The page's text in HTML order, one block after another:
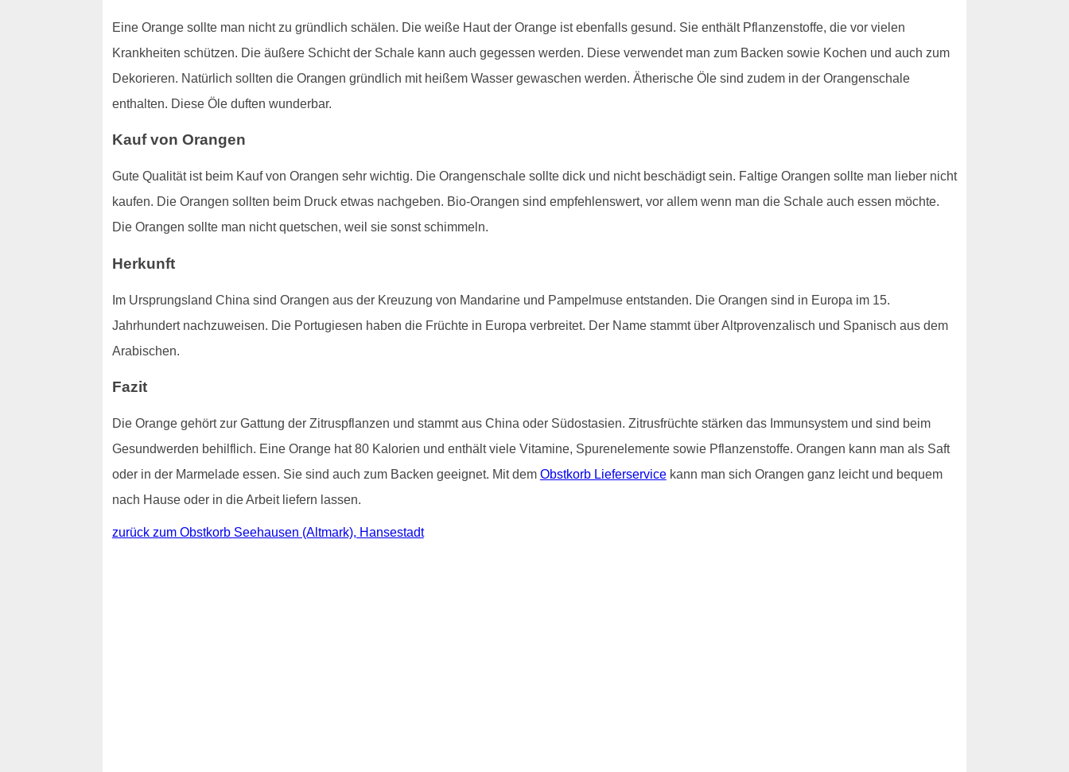
Eine Orange sollte man nicht zu gründlich schälen. Die weiße Haut der Orange ist ebenfalls gesund. Sie enthält Pflanzenstoffe, die vor vielen
Krankheiten schützen. Die äußere Schicht der Schale kann auch gegessen werden. Diese verwendet man zum Backen sowie Kochen und auch zum
Dekorieren. Natürlich sollten die Orangen gründlich mit heißem Wasser gewaschen werden. Ätherische Öle sind zudem in der Orangenschale
enthalten. Diese Öle duften wunderbar.
Kauf von Orangen
Gute Qualität ist beim Kauf von Orangen sehr wichtig. Die Orangenschale sollte dick und nicht beschädigt sein. Faltige Orangen sollte man lieber nicht
kaufen. Die Orangen sollten beim Druck etwas nachgeben. Bio-Orangen sind empfehlenswert, vor allem wenn man die Schale auch essen möchte.
Die Orangen sollte man nicht quetschen, weil sie sonst schimmeln.
Herkunft
Im Ursprungsland China sind Orangen aus der Kreuzung von Mandarine und Pampelmuse entstanden. Die Orangen sind in Europa im 15.
Jahrhundert nachzuweisen. Die Portugiesen haben die Früchte in Europa verbreitet. Der Name stammt über Altprovenzalisch und Spanisch aus dem
Arabischen.
Fazit
Die Orange gehört zur Gattung der Zitruspflanzen und stammt aus China oder Südostasien. Zitrusfrüchte stärken das Immunsystem und sind beim
Gesundwerden behilflich. Eine Orange hat 80 Kalorien und enthält viele Vitamine, Spurenelemente sowie Pflanzenstoffe. Orangen kann man als Saft
oder in der Marmelade essen. Sie sind auch zum Backen geeignet. Mit dem Obstkorb Lieferservicekann man sich Orangen ganz leicht und bequem
nach Hause oder in die Arbeit liefern lassen.
zurück zum Obstkorb Seehausen (Altmark), Hansestadt